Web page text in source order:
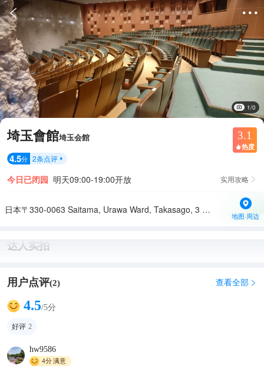
 
1/0
埼玉會館埼玉会館 3.1
 热度
4.5分 2条点评 
今日已闭园 明天09:00-19:00开放 实用攻略 
日本〒330-0063 Saitama, Urawa Ward, Takasago, 3 Chome−1−4 1F
地图·周边
达人实拍
用户点评(2) 查看全部 
4.5/5分
好评 2
hw9586
4分满意